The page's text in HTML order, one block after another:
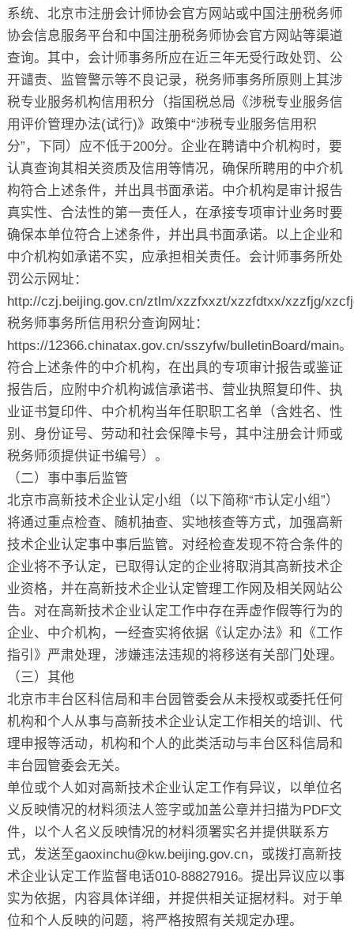
系统、北京市注册会计师协会官方网站或中国注册税务师
协会信息服务平台和中国注册税务师协会官方网站等渠道
查询。其中，会计师事务所应在近三年无受行政处罚、公
开谴责、监管警示等不良记录，税务师事务所原则上其涉
税专业服务机构信用积分（指国税总局《涉税专业服务信
用评价管理办法(试行)》政策中“涉税专业服务信用积
分”，下同）应不低于200分。企业在聘请中介机构时，要
认真查询其相关资质及信用等情况，确保所聘用的中介机
构符合上述条件，并出具书面承诺。中介机构是审计报告
真实性、合法性的第一责任人，在承接专项审计业务时要
确保本单位符合上述条件，并出具书面承诺。以上企业和
中介机构如承诺不实，应承担相关责任。会计师事务所处
罚公示网址：
http://czj.beijing.gov.cn/ztlm/xzzfxxzt/xzzfdtxx/xzzfjg/
税务师事务所信用积分查询网址：
https://12366.chinatax.gov.cn/sszyfw/bulletinBoard/main。
符合上述条件的中介机构，在出具的专项审计报告或鉴证
报告后，应附中介机构诚信承诺书、营业执照复印件、执
业证书复印件、中介机构当年任职职工名单（含姓名、性
别、身份证号、劳动和社会保障卡号，其中注册会计师或
税务师须提供证书编号）。
（二）事中事后监管
北京市高新技术企业认定小组（以下简称“市认定小组”）
将通过重点检查、随机抽查、实地核查等方式，加强高新
技术企业认定事中事后监管。对经检查发现不符合条件的
企业将不予认定，已取得认定的企业将取消其高新技术企
业资格，并在高新技术企业认定管理工作网及相关网站公
告。对在高新技术企业认定工作中存在弄虚作假等行为的
企业、中介机构，一经查实将依据《认定办法》和《工作
指引》严肃处理，涉嫌违法违规的将移送有关部门处理。
（三）其他
北京市丰台区科信局和丰台园管委会从未授权或委托任何
机构和个人从事与高新技术企业认定工作相关的培训、代
理申报等活动，机构和个人的此类活动与丰台区科信局和
丰台园管委会无关。
单位或个人如对高新技术企业认定工作有异议，以单位名
义反映情况的材料须法人签字或加盖公章并扫描为PDF文
件，以个人名义反映情况的材料须署实名并提供联系方
式，发送至gaoxinchu@kw.beijing.gov.cn，或拨打高新技
术企业认定工作监督电话010-88827916。提出异议应以事
实为依据，内容具体详细，并提供相关证据材料。对于单
位和个人反映的问题，将严格按照有关规定办理。